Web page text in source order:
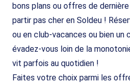
bons plans ou offres de
partir pas cher en Soldeu !
ou en club-vacances ou bien un
évadez-vous loin de la
vit parfois au quotidien !
Faites votre choix parmi les